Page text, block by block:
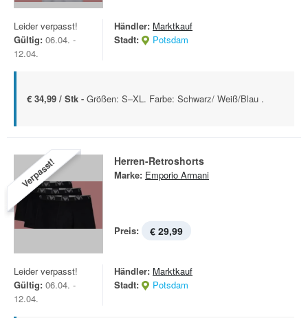
Leider verpasst!
Gültig: 06.04. -
12.04.
Händler: Marktkauf
Stadt:
Potsdam
€ 34,99 / Stk - Größen: S–XL. Farbe: Schwarz/ Weiß/Blau .
Verpasst! Herren-Retroshorts
Marke: Emporio Armani
Preis: € 29,99
Leider verpasst!
Gültig: 06.04. -
12.04.
Händler: Marktkauf
Stadt:
Potsdam